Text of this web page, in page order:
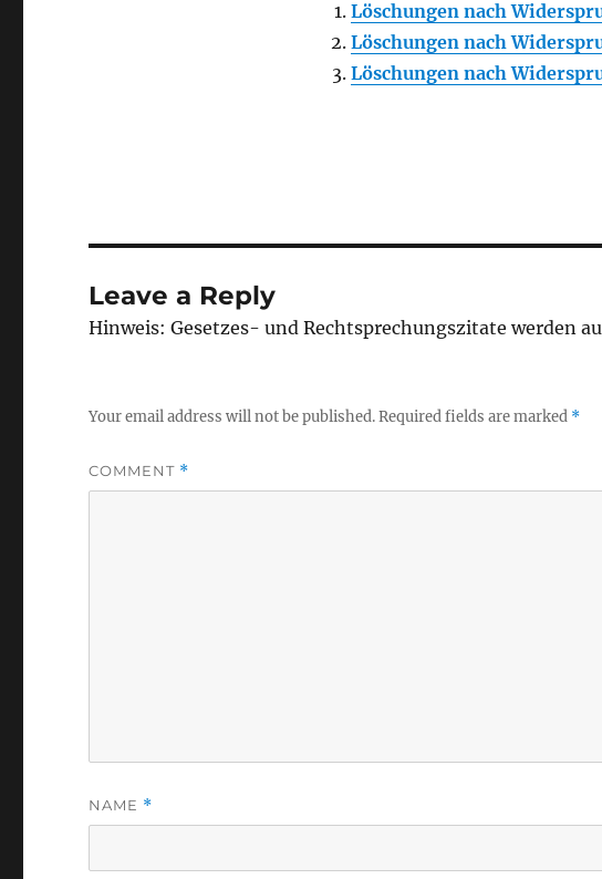
Löschungen nach
Löschungen nach
Löschungen nach
Leave a Reply
Hinweis: Gesetzes- und Rechtsprechungszitate werden
Your email address will not be published.Required fields are marked *
COMMENT *
NAME *